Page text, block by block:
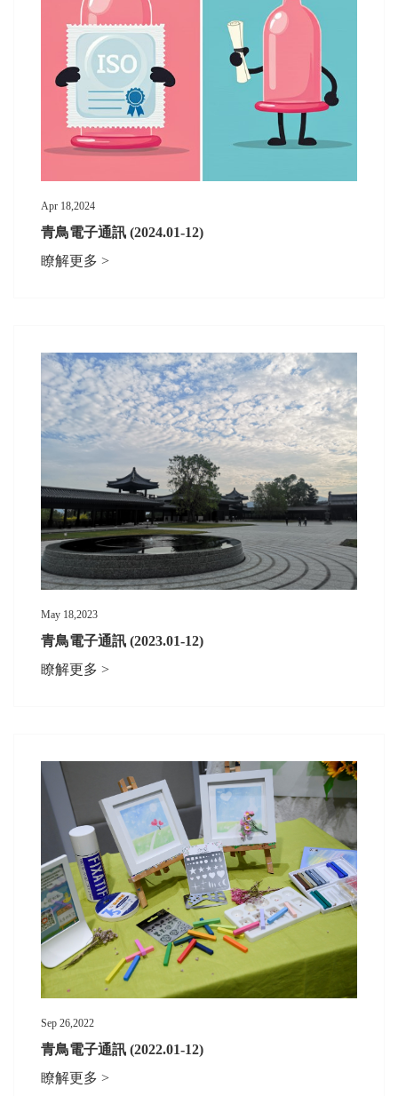
Apr 18,2024
青鳥電子通訊 (2024.01-12)
瞭解更多 >
May 18,2023
青鳥電子通訊 (2023.01-12)
瞭解更多 >
Sep 26,2022
青鳥電子通訊 (2022.01-12)
瞭解更多 >